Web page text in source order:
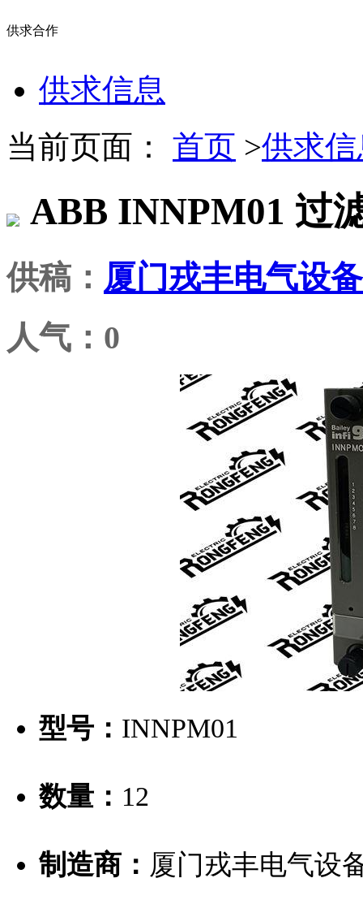
供求合作
供求信息
当前页面： 首页 >供求
ABB INNPM01 过
供稿： 厦门戎丰电气设
人气：0
型号： INNPM01
数量： 12
制造商： 厦门戎丰电气设